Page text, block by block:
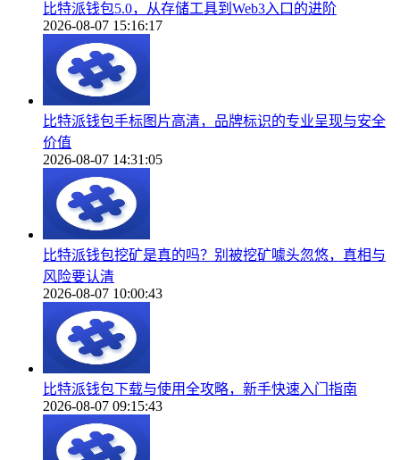
比特派钱包5.0，从存储工具到Web3入口的进阶
2026-08-07 15:16:17
比特派钱包手标图片高清，品牌标识的专业呈现与安全
价值
2026-08-07 14:31:05
比特派钱包挖矿是真的吗？别被挖矿噱头忽悠，真相与
风险要认清
2026-08-07 10:00:43
比特派钱包下载与使用全攻略，新手快速入门指南
2026-08-07 09:15:43